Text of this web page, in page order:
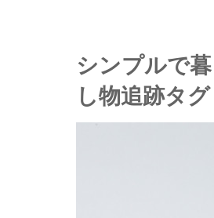
シンプルで
し物追跡タグ